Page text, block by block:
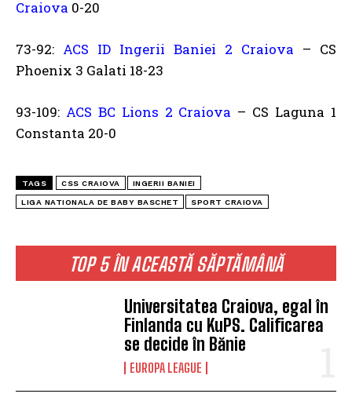
TOP 5 ÎN ACEASTĂ SĂPTĂMÂNĂ
Universitatea Craiova, egal în
Finlanda cu KuPS. Calificarea
se decide în Bănie
EUROPA LEAGUE
Craiova 0-20
73-92: ACS ID Ingerii Baniei 2 Craiova – CS
Phoenix 3 Galati 18-23
93-109: ACS BC Lions 2 Craiova – CS Laguna 1
Constanta 20-0
TAGS CSS CRAIOVA INGERII BANIEI
LIGA NATIONALA DE BABY BASCHET SPORT CRAIOVA